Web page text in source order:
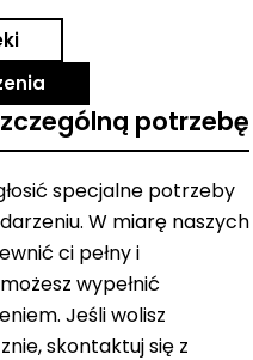
potrzebę
specjalne potrzeby
W miarę naszych
ci pełny i
wypełnić
Jeśli wolisz
skontaktuj się z